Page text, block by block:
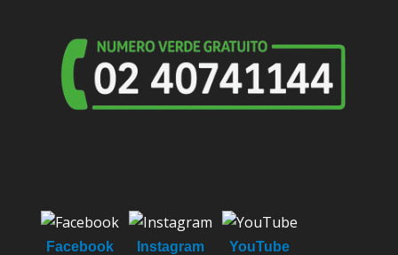
Facebook Instagram YouTube